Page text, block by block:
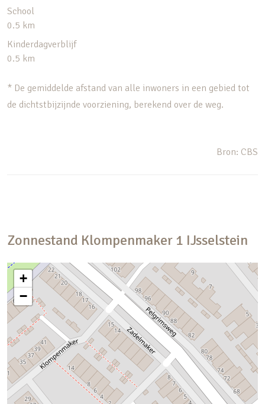
School
0.5 km
Kinderdagverblijf
0.5 km
* De gemiddelde afstand van alle inwoners in een gebied tot
de dichtstbijzijnde voorziening, berekend over de weg.
Bron: CBS
Zonnestand Klompenmaker 1 IJsselstein
+
−